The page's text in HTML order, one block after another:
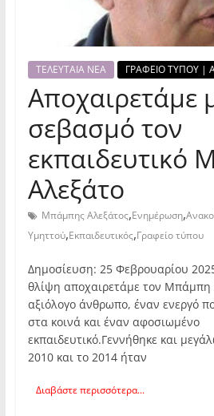
ΤΕΛΕΥΤΑΙΑ ΝΕΑ ΓΡΑΦΕΙΟ ΤΥΠΟΥ |
Αποχαιρετάμε
σεβασμό τον
εκπαιδευτικό
Αλεξάτο
Μπάμπης Αλεξάτος,Ενημέρωση,
Υμηττού,Εκπαιδευτικός,Γραφείο τύπου
Δημοσίευση: 25 Φεβρουαρίου
θλίψη αποχαιρετάμε τον Μπάμπη
αξιόλογο άνθρωπο, έναν ενεργό
στα κοινά και έναν αφοσιωμένο
εκπαιδευτικό.Γεννήθηκε και
2010 και το 2014 ήταν
Διαβάστε περισσότερα...